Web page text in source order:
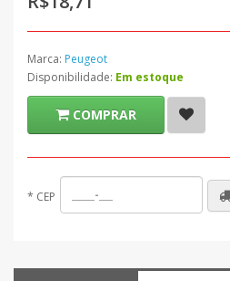
Marca: Peugeot
Disponibilidade: Em estoque
COMPRAR
* CEP